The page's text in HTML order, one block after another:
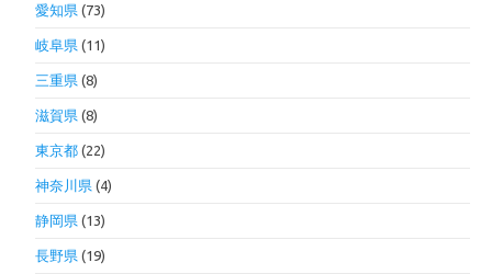
愛知県 (73)
岐阜県 (11)
三重県 (8)
滋賀県 (8)
東京都 (22)
神奈川県 (4)
静岡県 (13)
長野県 (19)